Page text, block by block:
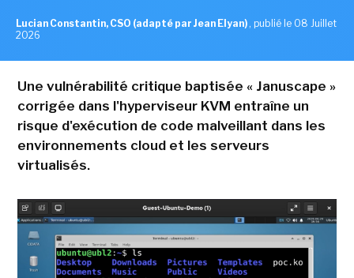
Lucian Constantin, CSO (adapté par Jean Elyan) , publié le 08 Juillet
2026
Une vulnérabilité critique baptisée « Januscape »
corrigée dans l'hyperviseur KVM entraîne un
risque d'exécution de code malveillant dans les
environnements cloud et les serveurs
virtualisés.